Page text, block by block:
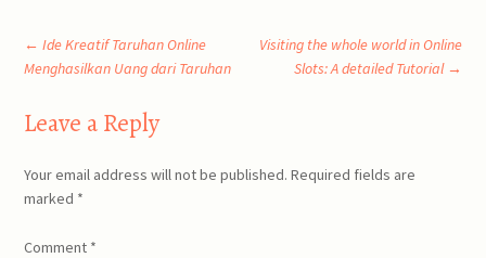
Post
navigation
← Ide Kreatif Taruhan Online
Menghasilkan Uang dari Taruhan
Visiting the whole world in Online
Slots: A detailed Tutorial →
Leave a Reply
Your email address will not be published. Required fields are
marked *
Comment *